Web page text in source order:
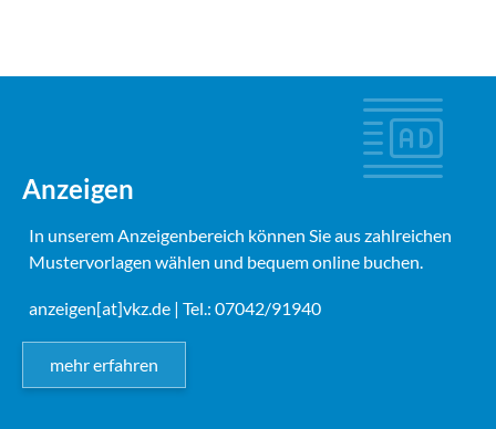
Anzeigen
In unserem Anzeigenbereich können Sie aus zahlreichen
Mustervorlagen wählen und bequem online buchen.
anzeigen[at]vkz.de | Tel.: 07042/91940
mehr erfahren